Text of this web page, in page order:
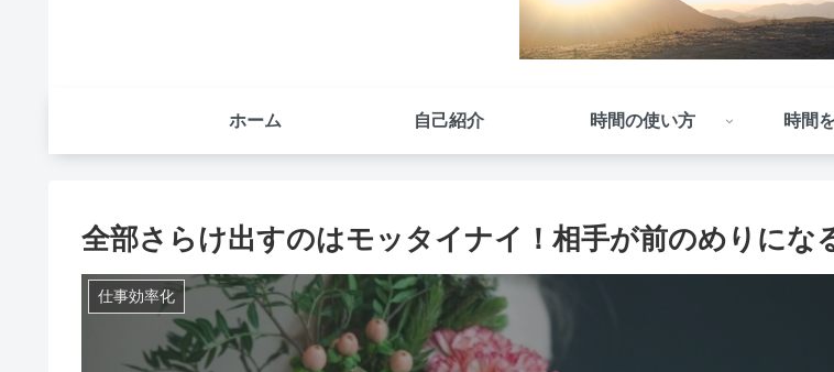
ホーム 自己紹介 時間の使い方 時間
全部さらけ出すのはモッタイナイ！相手が前のめりにな
仕事効率化